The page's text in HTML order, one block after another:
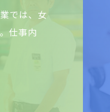
では、女
仕事内